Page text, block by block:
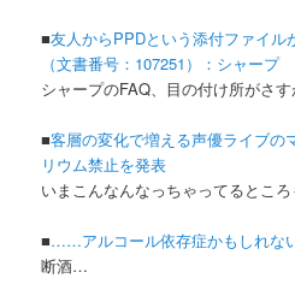
■友人からPPDという添付ファイル
（文書番号：107251）：シャープ
シャープのFAQ、目の付け所がさす
■客層の変化で増える声優ライブ
リウム禁止を発表
いまこんなんなっちゃってるとこ
■……アルコール依存症かもしれな
断酒…